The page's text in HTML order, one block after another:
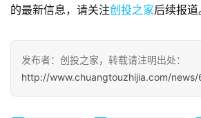
道
商
业
的最新信息，请关注创投之家后续报道
发布者：创投之家，转载请注明出处：
http://www.chuangtouzhijia.com/